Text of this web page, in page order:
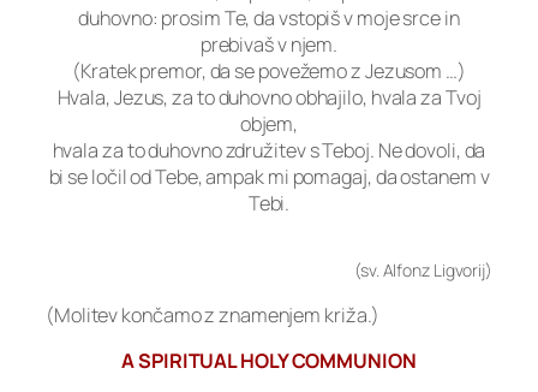
duhovno: prosim Te, da vstopiš v moje srce in
prebivaš v njem.
(Kratek premor, da se povežemo z Jezusom …)
Hvala, Jezus, za to duhovno obhajilo, hvala za Tvoj
objem,
hvala za to duhovno združitev s Teboj. Ne dovoli, da
bi se ločil od Tebe, ampak mi pomagaj, da ostanem v
Tebi.
(sv. Alfonz Ligvorij)
(Molitev končamo z znamenjem križa.)
A SPIRITUAL HOLY COMMUNION